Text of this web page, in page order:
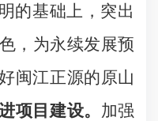
的基础上，突出
，为永续发展预
闽江正源的原山
项目建设。 加强